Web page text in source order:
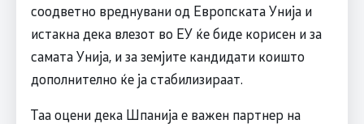
соодветно вреднувани од Европската Унија и
истакна дека влезот во ЕУ ќе биде корисен и за
самата Унија, и за земјите кандидати коишто
дополнително ќе ја стабилизираат.
Таа оцени дека Шпанија е важен партнер на